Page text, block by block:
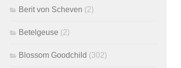
Berit von Scheven (2)
Betelgeuse (2)
Blossom Goodchild (302)